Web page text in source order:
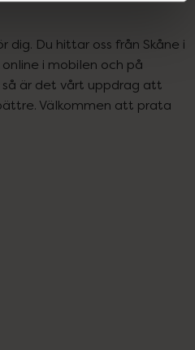
dig. Du hittar oss från Skåne i
i mobilen och på
är det vårt uppdrag att
Välkommen att prata